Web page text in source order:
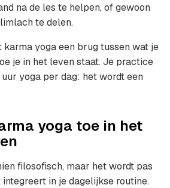
na de les te helpen, of gewoon
te delen.
yoga een brug tussen wat je
je in het leven staat. Je practice
yoga per dag: het wordt een
yoga toe in het
filosofisch, maar het wordt pas
in je dagelijkse routine.